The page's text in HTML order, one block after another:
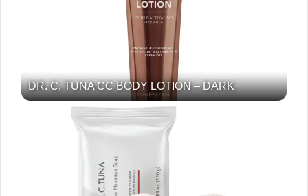
DR. C. TUNA CC BODY LOTION – DARK